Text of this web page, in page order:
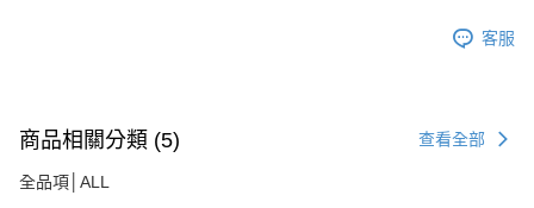
客服
商品相關分類 (5) 查看全部
全品項│ALL